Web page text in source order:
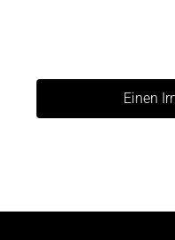
Einen